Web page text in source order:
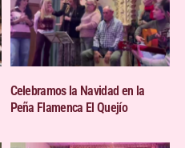
Celebramos la Navidad en la
Peña Flamenca El Quejío